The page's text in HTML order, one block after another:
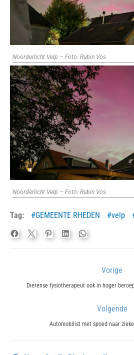
Noorderlicht Velp – Foto: Rubin Vos
Noorderlicht Velp – Foto: Rubin Vos
Tag: GEMEENTE RHEDEN velp
navigatie
Vorige
Previous
Dierense fysiotherapeut ook in hoger
Volgende
Next
Automobilist met spoed naar